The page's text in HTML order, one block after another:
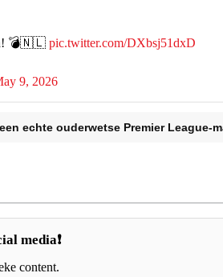
💣🇳🇱 pic.twitter.com/DXbsj51dxD
9, 2026
echte ouderwetse Premier League-
media❗
content.